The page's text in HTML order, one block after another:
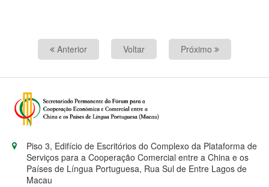
Anterior Voltar Próximo
Piso 3, Edifício de Escritórios do Complexo da Plataforma de
Serviços para a Cooperação Comercial entre a China e os
Países de Língua Portuguesa, Rua Sul de Entre Lagos de
Macau